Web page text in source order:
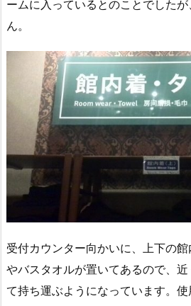
ームに入っているとのことでした
ん。
受付カウンター向かいに、上下の
やバスタオルが置いてあるので、
て持ち運ぶようになっています。